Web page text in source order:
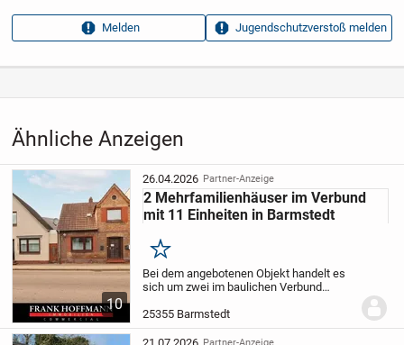
Ähnliche Anzeigen
10
26.04.2026 Partner-Anzeige
2 Mehrfamilienhäuser im Verbund
mit 11 Einheiten in Barmstedt
Merken
Bei dem angebotenen Objekt handelt es
sich um zwei im baulichen Verbund
Barmstedt mit einer Mischung aus Wohn-
und gewerblichen Nutzungen. Die
Liegenschaft wurde bis...
25355 Barmstedt
Anzeigen­kennung
fbc0f78c
Aufrufe dieser
14
Melden Jugendschutzverstoß melden